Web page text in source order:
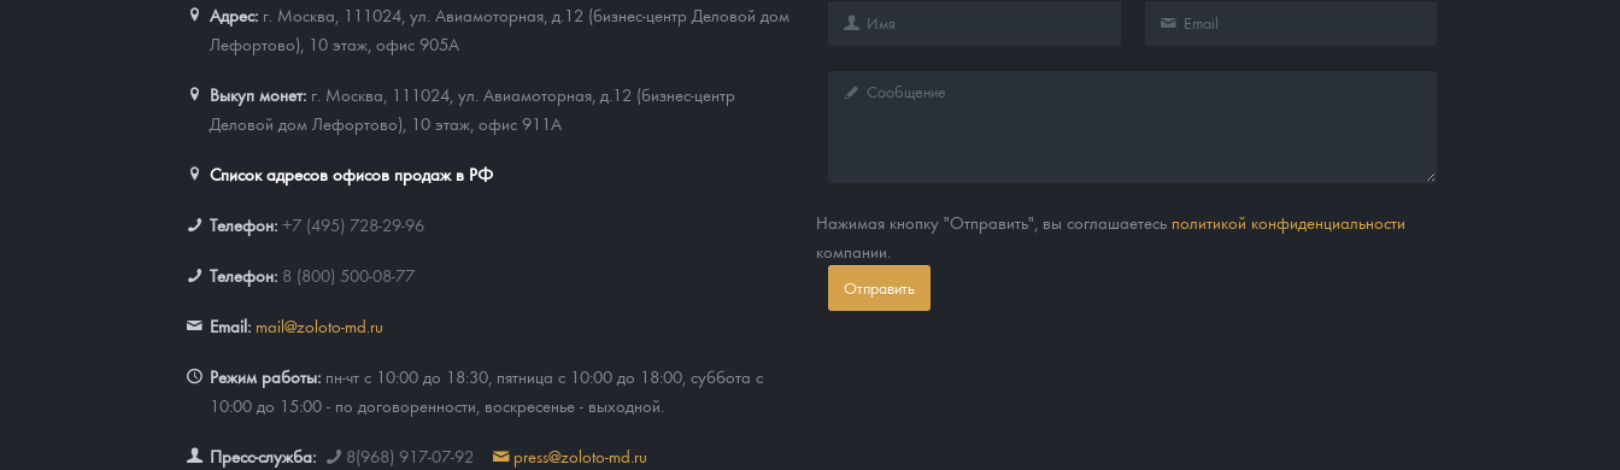
Адрес: г. Москва, 111024 ул. Авиамоторная, д.12 (бизнес-центр Деловой дом
Лефортово), 10 этаж, офис 905А
Выкуп монет: г. Москва, 111024, ул. Авиамоторная, д.12 (бизнес-центр
Деловой дом Лефортово), 10 этаж, офис 911А
Список адресов офисов продаж в РФ
Телефон: +7 (495) 728-29-96
Телефон: 8 (800) 500-08-77
Email: mail@zoloto-md.ru
Режим работы: пн-чт с 10:00 до 18:30, пятница с 10:00 до 18:00, суббота с
10:00 до 15:00 - по договоренности, воскресенье - выходной.
Пресс-служба: 8(968) 917-07-92 press@zoloto-md.ru
Нажимая кнопку "Отправить", вы соглашаетесь политикой конфиденциальности
компании.
Отправить